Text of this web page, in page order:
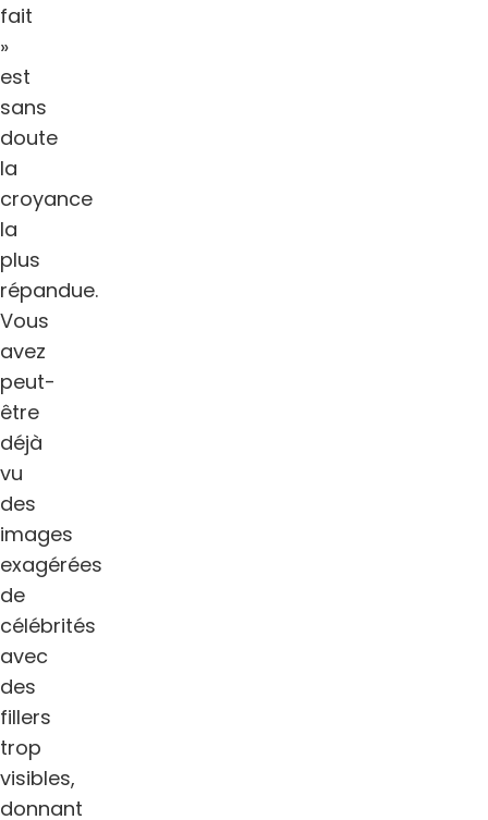
fait
»
est
sans
doute
la
croyance
la
plus
répandue.
Vous
avez
peut-
être
déjà
vu
des
images
exagérées
de
célébrités
avec
des
fillers
trop
visibles,
donnant